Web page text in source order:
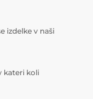
izdelke v naši
kateri koli